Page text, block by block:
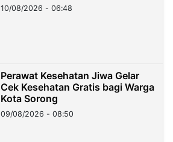
10/08/2026 - 06:48
Perawat Kesehatan Jiwa Gelar
Cek Kesehatan Gratis bagi Warga
Kota Sorong
09/08/2026 - 08:50